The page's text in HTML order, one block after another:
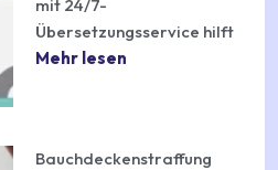
mit 24/7-
Übersetzungsservice hilft
Mehr lesen
Bauchdeckenstraffung